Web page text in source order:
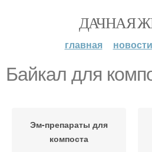
ДАЧНАЯ
главная новости
Байкал для
Эм-препараты для
компоста